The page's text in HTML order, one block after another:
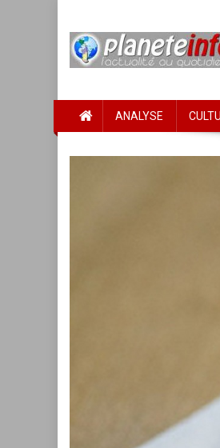
content
ANALYSE